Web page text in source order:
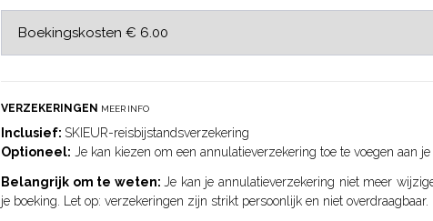
VERZEKERINGEN MEER INFO
Inclusief: SKIEUR-reisbijstandsverzekering
Optioneel: Je kan kiezen om een annulatieverzekering toe te voegen aan je
Belangrijk om te weten: Je kan je annulatieverzekering niet meer
je boeking. Let op: verzekeringen zijn strikt persoonlijk en niet overdraagbaar.